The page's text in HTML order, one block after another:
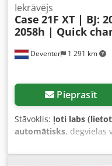
Deventer 1 291 km
Iekrāvējs
Case 21F XT | BJ:
2058h | Quick
Pieprasīt
Stāvoklis: ļoti labs
automātisks, degvielas
,
stundas:2 058 h,